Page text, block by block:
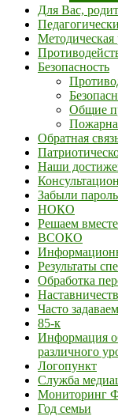
Для Вас,
Безопасность
Общие
Обратная
Наши
Забыли пароль
НОКО
Решаем вместе
ВСОКО
Результаты
Обработка
Часто
85-к
Информация
различного
Логопункт
Служба
Мониторинг
Год семьи